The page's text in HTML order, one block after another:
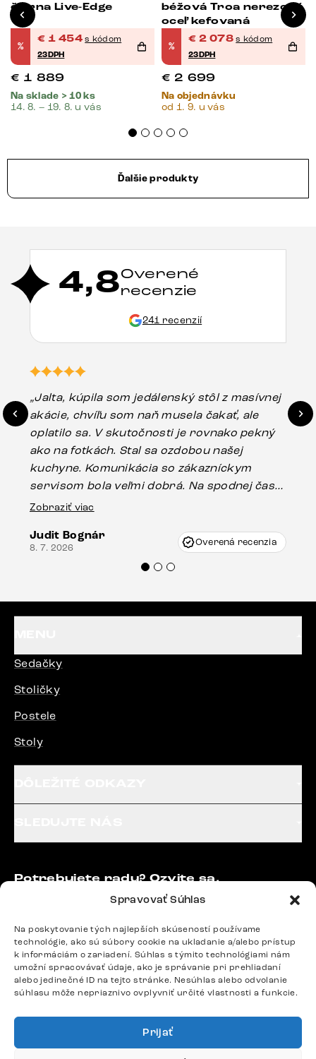
Spravovať Súhlas
Na poskytovanie tých najlepších skúseností používame
technológie, ako sú súbory cookie na ukladanie a/alebo prístup
k informáciám o zariadení. Súhlas s týmito technológiami nám
umožní spracovávať údaje, ako je správanie pri prehliadaní
alebo jedinečné ID na tejto stránke. Nesúhlas alebo odvolanie
súhlasu môže nepriaznivo ovplyvniť určité vlastnosti a funkcie.
Prijať
čierna Live-Edge
%
€ 1 454 s kódom
23DPH
€ 1 889
Na sklade > 10 ks
14. 8. – 19. 8. u vás
béžová Troa nerezová
oceľ kefovaná
%
€ 2 078 s kódom
23DPH
€ 2 699
Na objednávku
od 1. 9. u vás
Ďalšie produkty
4,8Overené
recenzie
241 recenzií
„Jalta, kúpila som jedálenský stôl z masívnej
akácie, chvíľu som naň musela čakať, ale
oplatilo sa. V skutočnosti je rovnako pekný
ako na fotkách. Stal sa ozdobou našej
kuchyne. Komunikácia so zákazníckym
servisom bola veľmi dobrá. Na spodnej časti
stola bolo malé poškodenie, pravdepodobne
Vincze pri riešení mojej záležitosti pristúpili
veľmi korektne. Odporúčam produkty Delife
Zobraziť viac
Judit Bognár
8. 7. 2026 Overená recenzia
Sedačky
Stoličky
Postele
Stoly
Potrebujete radu? Ozvite sa.
podpora@delife-shop.sk
Odpovedáme do 24 hodín.
Google recenzie
4,8